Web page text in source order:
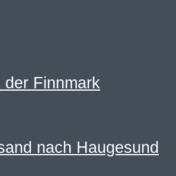
Finnmark
nach Haugesund